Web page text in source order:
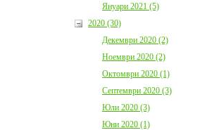
Януари 2021 (5)
2020 (30)
Декември 2020 (2)
Ноември 2020 (2)
Октомври 2020 (1)
Септември 2020 (3)
Юли 2020 (3)
Юни 2020 (1)